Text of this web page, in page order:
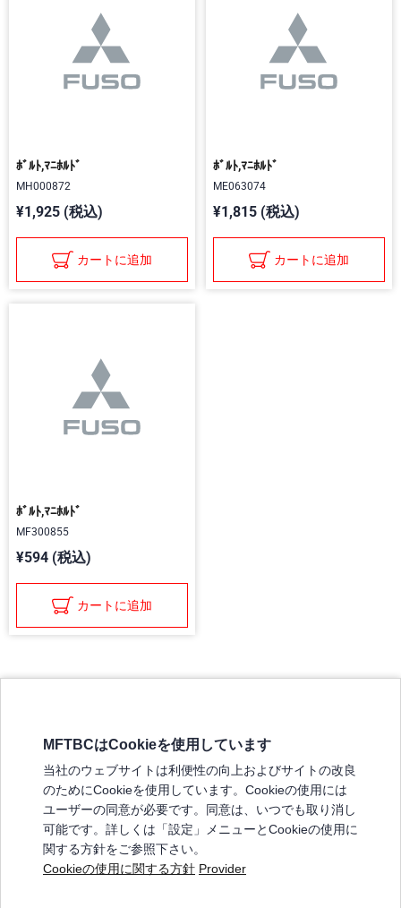
ﾎﾞﾙﾄ,ﾏﾆﾎﾙﾄﾞ
MH000872
¥1,925 (税込)
カートに追加
ﾎﾞﾙﾄ,ﾏﾆﾎﾙﾄﾞ
ME063074
¥1,815 (税込)
カートに追加
ﾎﾞﾙﾄ,ﾏﾆﾎﾙﾄﾞ
MF300855
¥594 (税込)
カートに追加
弊社の製品について
販売店リスト
よくある質問 / お問い合わせ
特定商取引法に基づく表記
MFTBCはCookieを使用しています
当社のウェブサイトは利便性の向上およびサイトの改良
のためにCookieを使用しています。Cookieの使用には
ユーザーの同意が必要です。同意は、いつでも取り消し
可能です。詳しくは「設定」メニューとCookieの使用に
関する方針をご参照下さい。
Cookieの使用に関する方針 Provider